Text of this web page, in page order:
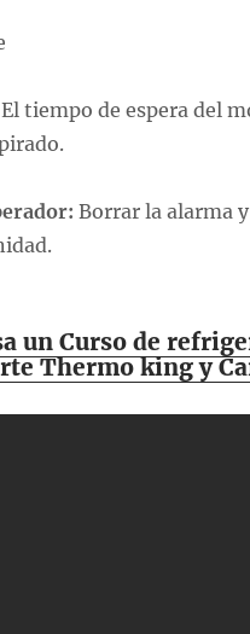
El tiempo de espera del
Borrar la alarma y
un Curso de
Thermo king y